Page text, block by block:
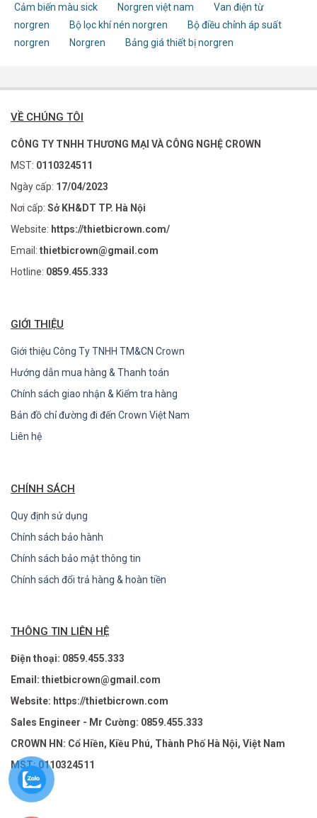
Cảm biến màu sick
Norgren việt nam
Van điện từ
norgren
Bộ lọc khí nén norgren
Bộ điều chỉnh áp suất
norgren
Norgren Bảng giá thiết bị norgren
VỀ CHÚNG TÔI
CÔNG TY TNHH THƯƠNG MẠI VÀ CÔNG NGHỆ CROWN
MST: 0110324511
Ngày cấp: 17/04/2023
Nơi cấp: Sở KH&DT TP. Hà Nội
Website: https://thietbicrown.com/
Email: thietbicrown@gmail.com
Hotline: 0859.455.333
GIỚI THIỆU
Giới thiệu Công Ty TNHH TM&CN Crown
Hướng dẫn mua hàng & Thanh toán
Chính sách giao nhận & Kiểm tra hàng
Bản đồ chỉ đường đi đến Crown Việt Nam
Liên hệ
CHÍNH SÁCH
Quy định sử dụng
Chính sách bảo hành
Chính sách bảo mật thông tin
Chính sách đổi trả hàng & hoàn tiền
THÔNG TIN LIÊN HỆ
Điện thoại: 0859.455.333
Email: thietbicrown@gmail.com
Website: https://thietbicrown.com
Sales Engineer - Mr Cường: 0859.455.333
CROWN HN: Cổ Hiền, Kiều Phú, Thành Phố Hà Nội, Việt Nam
MST: 0110324511